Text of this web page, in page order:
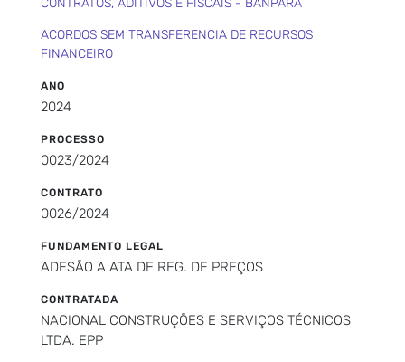
ACORDOS SEM TRANSFERENCIA DE RECURSOS
FINANCEIRO
ANO
2024
PROCESSO
0023/2024
CONTRATO
0026/2024
FUNDAMENTO LEGAL
ADESÃO A ATA DE REG. DE PREÇOS
CONTRATADA
NACIONAL CONSTRUÇÕES E SERVIÇOS TÉCNICOS
LTDA. EPP